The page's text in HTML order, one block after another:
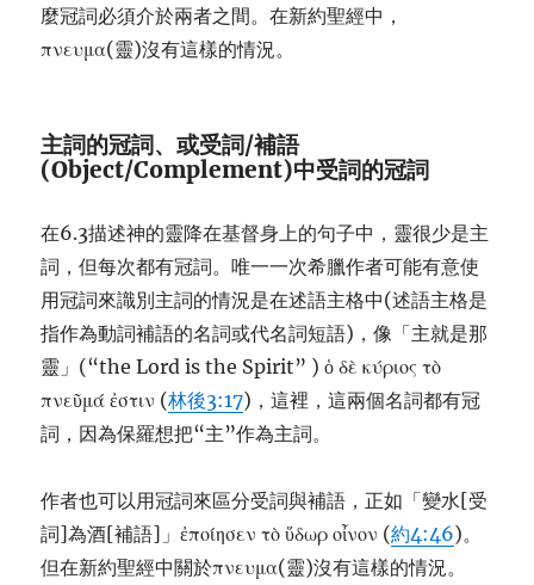
麼冠詞必須介於兩者之間。在新約聖經中，
πνευμα(靈)沒有這樣的情況。
主詞的冠詞、或受詞/補語
(Object/Complement)中受詞的冠詞
在6.3描述神的靈降在基督身上的句子中，靈很少是主
詞，但每次都有冠詞。唯一一次希臘作者可能有意使
用冠詞來識別主詞的情況是在述語主格中(述語主格是
指作為動詞補語的名詞或代名詞短語)，像「主就是那
靈」(“the Lord is the Spirit” ) ὁ δὲ κύριος τὸ
πνεῦμά ἐστιν (林後3:17)，這裡，這兩個名詞都有冠
詞，因為保羅想把“主”作為主詞。
作者也可以用冠詞來區分受詞與補語，正如「變水[受
詞]為酒[補語]」ἐποίησεν τὸ ὕδωρ οἶνον (約4:46)。
但在新約聖經中關於πνευμα(靈)沒有這樣的情況。